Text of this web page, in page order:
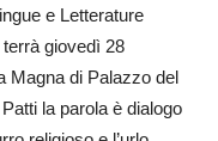
e Letterature
giovedì 28
Magna di Palazzo del
la parola è dialogo